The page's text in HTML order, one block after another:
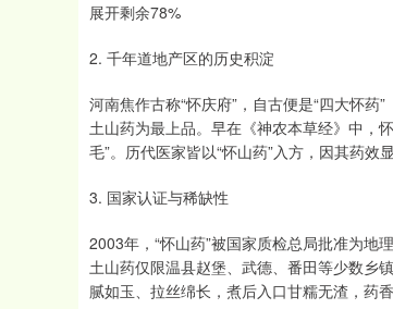
展开剩余78%
2. 千年道地产区的历史积淀
河南焦作古称“怀庆府”，自古便是“四大怀
土山药为最上品。早在《神农本草经》中，
毛”。历代医家皆以“怀山药”入方，因其药效
3. 国家认证与稀缺性
2003年，“怀山药”被国家质检总局批准为地
土山药仅限温县赵堡、武德、番田等少数乡
腻如玉、拉丝绵长，煮后入口甘糯无渣，药